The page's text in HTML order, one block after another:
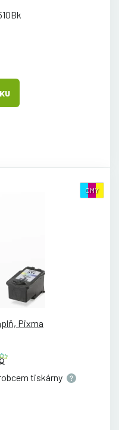
CMY
Pixma
tiskárny